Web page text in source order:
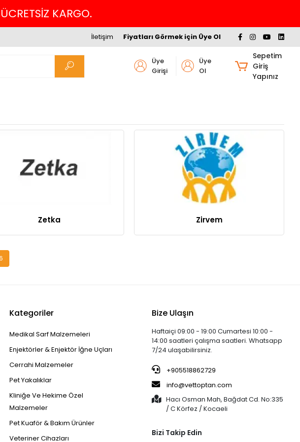
KARGO.
Fiyatları Görmek için Üye Ol
İletişim
Üye
Girişi
Üye
Ol
Sepetim
Giriş
Yapınız
Zetka Zirvem
Kategoriler
Medikal Sarf Malzemeleri
Enjektörler & Enjektör İğne Uçları
Cerrahi Malzemeler
Pet Yakalıklar
Kliniğe Ve Hekime Özel
Malzemeler
Pet Kuaför & Bakım Ürünler
Veteriner Cihazları
Bize Ulaşın
Haftaiçi 09:00 - 19:00 Cumartesi 10:00 -
14:00 saatleri çalışma saatleri. Whatsapp
7/24 ulaşabilirsiniz.
+905518862729
info@vettoptan.com
Hacı Osman Mah, Bağdat Cd. No:335
/ C Körfez / Kocaeli
Bizi Takip Edin